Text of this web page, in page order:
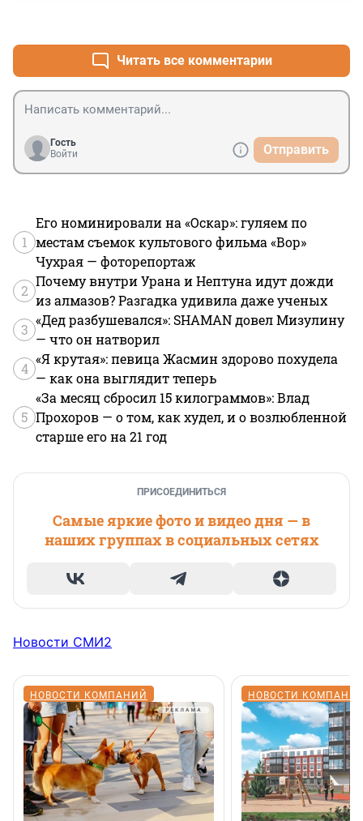
Читать все комментарии
Гость
Войти
Отправить
1
Его номинировали на «Оскар»: гуляем по
местам съемок культового фильма «Вор»
Чухрая — фоторепортаж
2
Почему внутри Урана и Нептуна идут дожди
из алмазов? Разгадка удивила даже ученых
3
«Дед разбушевался»: SHAMAN довел Мизулину
— что он натворил
4
«Я крутая»: певица Жасмин здорово похудела
— как она выглядит теперь
5
«За месяц сбросил 15 килограммов»: Влад
Прохоров — о том, как худел, и о возлюбленной
старше его на 21 год
ПРИСОЕДИНИТЬСЯ
Самые яркие фото и видео дня — в
наших группах в социальных сетях
Новости СМИ2
НОВОСТИ КОМПАНИЙ НОВОСТИ